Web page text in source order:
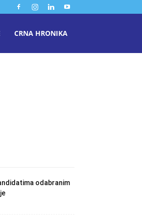
CRNA HRONIKA
odabranim